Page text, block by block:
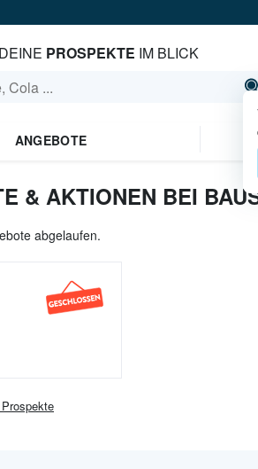
PROSPEKTE IM BLICK
ANGEBOTE
& AKTIONEN BEI
abgelaufen.
Prospekte